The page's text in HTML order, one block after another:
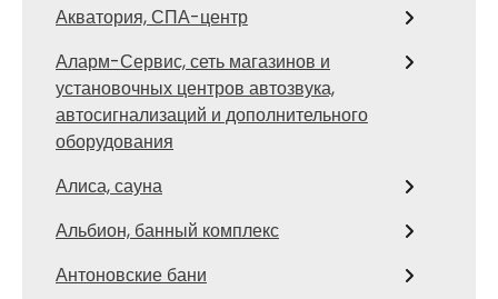
Акватория, СПА-центр
Аларм-Сервис, сеть магазинов и
установочных центров автозвука,
автосигнализаций и дополнительного
оборудования
Алиса, сауна
Альбион, банный комплекс
Антоновские бани